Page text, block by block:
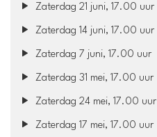
Zaterdag 21 juni, 17.00 uur
Zaterdag 14 juni, 17.00 uur
Zaterdag 7 juni, 17.00 uur
Zaterdag 31 mei, 17.00 uur
Zaterdag 24 mei, 17.00 uur
Zaterdag 17 mei, 17.00 uur